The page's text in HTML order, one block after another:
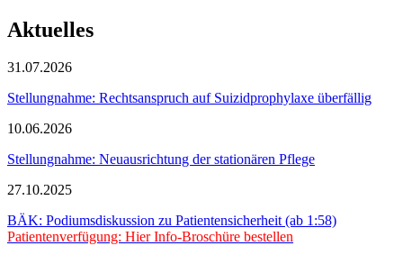
Aktuelles
31.07.2026
Stellungnahme: Rechtsanspruch auf Suizidprophylaxe überfällig
10.06.2026
Stellungnahme: Neuausrichtung der stationären Pflege
27.10.2025
BÄK: Podiumsdiskussion zu Patientensicherheit (ab 1:58)
Patientenverfügung: Hier Info-Broschüre bestellen